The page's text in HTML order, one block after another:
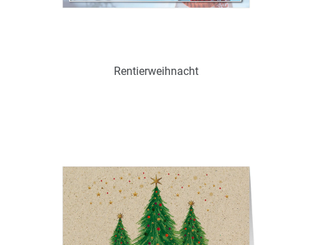
Rentierweihnacht
Zum Merkzettel hinzufügen